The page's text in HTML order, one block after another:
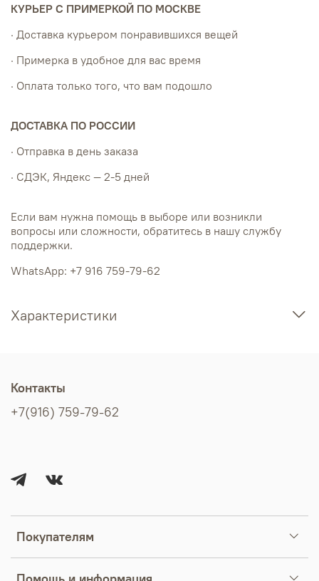
КУРЬЕР С ПРИМЕРКОЙ ПО МОСКВЕ
· Доставка курьером понравившихся вещей
· Примерка в удобное для вас время
· Оплата только того, что вам подошло
ДОСТАВКА ПО РОССИИ
· Отправка в день заказа
· СДЭК, Яндекс — 2-5 дней
Если вам нужна помощь в выборе или возникли
вопросы или сложности, обратитесь в нашу службу
поддержки.
WhatsApp: +7 916 759-79-62
Характеристики
Покупателям
Контакты
+7(916) 759-79-62